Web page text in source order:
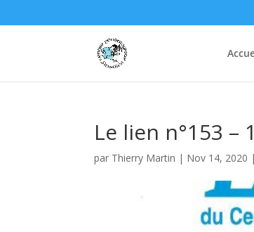
Le lien n°153
par Thierry Martin | Nov 14, 2020 |